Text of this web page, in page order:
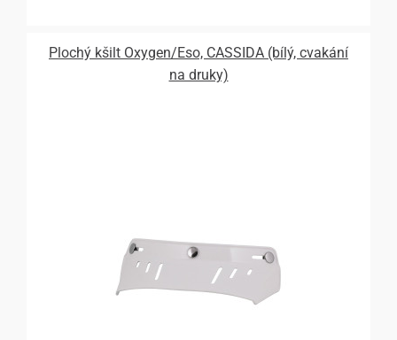
Plochý kšilt Oxygen/Eso, CASSIDA (bílý, cvakání
na druky)